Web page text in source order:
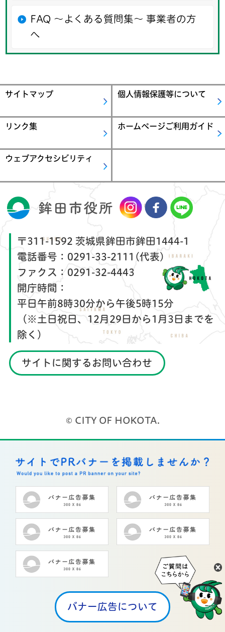
FAQ ～よくある質問集～ 事業者の方
へ
サイトマップ 個人情報保護等について
リンク集 ホームページご利用ガイド
ウェブアクセシビリティ
〒311-1592 茨城県鉾田市鉾田1444-1
電話番号： 0291-33-2111(代表)
ファクス： 0291-32-4443
開庁時間：
平日午前8時30分から午後5時15分
（※土日祝日、12月29日から1月3日までを
除く）
サイトに関するお問い合わせ
© CITY OF HOKOTA.
バナー広告について